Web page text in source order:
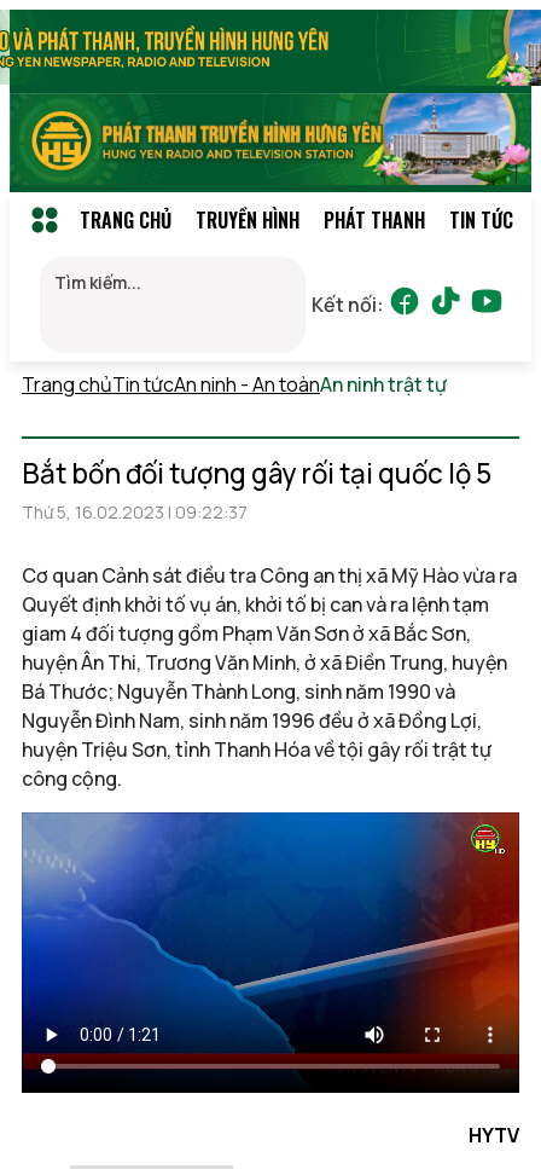
TRANG CHỦ TRUYỀN HÌNH PHÁT THANH TIN TỨC
Kết nối:
Trang chủTin tứcAn ninh - An toànAn ninh trật tự
Bắt bốn đối tượng gây rối tại quốc lộ 5
Thứ 5, 16.02.2023 | 09:22:37
Cơ quan Cảnh sát điều tra Công an thị xã Mỹ Hào vừa ra
Quyết định khởi tố vụ án, khởi tố bị can và ra lệnh tạm
giam 4 đối tượng gồm Phạm Văn Sơn ở xã Bắc Sơn,
huyện Ân Thi, Trương Văn Minh, ở xã Điền Trung, huyện
Bá Thước; Nguyễn Thành Long, sinh năm 1990 và
Nguyễn Đình Nam, sinh năm 1996 đều ở xã Đồng Lợi,
huyện Triệu Sơn, tỉnh Thanh Hóa về tội gây rối trật tự
công cộng.
HYTV